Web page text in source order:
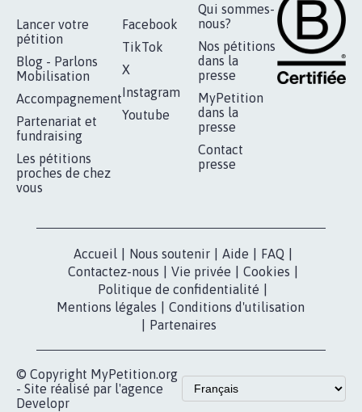
Lancer votre
pétition
Blog - Parlons
Mobilisation
Accompagnement
Partenariat et
fundraising
Les pétitions
proches de chez
vous
Facebook
TikTok
X
Instagram
Youtube
Qui sommes-
nous?
Nos pétitions
dans la
presse
MyPetition
dans la
presse
Contact
presse
Accueil Nous soutenir Aide FAQ
Contactez-nous
Vie privée Cookies
Politique de confidentialité
Mentions légales
Conditions d'utilisation
Partenaires
© Copyright MyPetition.org
- Site réalisé par l'agence
Developr